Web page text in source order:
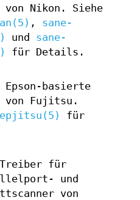
von Nikon. Siehe
, sane-
und sane-
für Details.
basierte
von Fujitsu.
epjitsu(5)
für
für
und
von